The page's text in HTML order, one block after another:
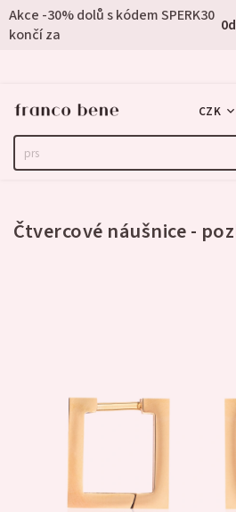
Akce -30% dolů s kódem SPERK30
končí za
0d
CZK
2 hodnocení
Čtvercové náušnice -